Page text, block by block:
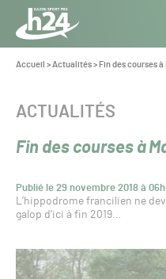
Panneau de gestion des cookies
Aller au contenu
Toute
l’info
Pro
Vous
Accueil >Actualités> Fin des courses
Fin des courses à
Publié le 29 novembre 2018 à
CATÉGORIE :
ACTUALITÉS
L’hippodrome francilien ne
galop d’ici à fin 2019…